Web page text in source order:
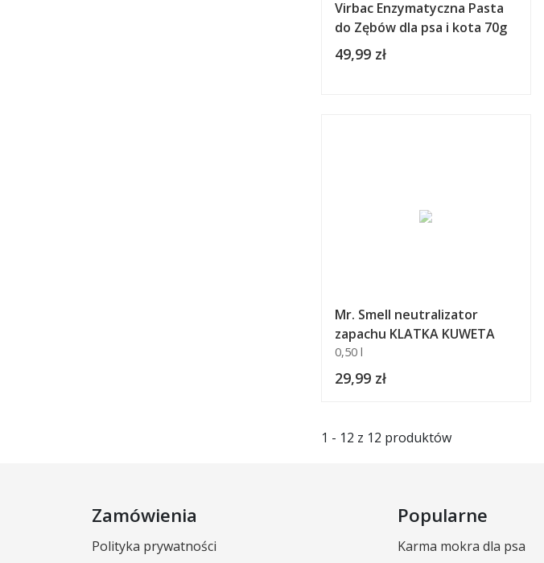
Virbac Enzymatyczna Pasta
do Zębów dla psa i kota 70g
49,99 zł
Mr. Smell neutralizator
zapachu KLATKA KUWETA
0,50 l
29,99 zł
1 - 12 z 12 produktów
Zamówienia
Polityka prywatności
Popularne
Karma mokra dla psa